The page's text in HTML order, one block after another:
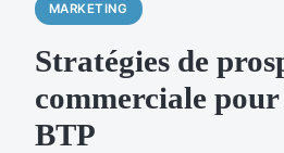
MARKETING
Stratégies de
commerciale pour
BTP